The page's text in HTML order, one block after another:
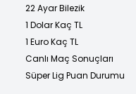
22 Ayar Bilezik
1 Dolar Kaç TL
1 Euro Kaç TL
Canlı Maç Sonuçları
Süper Lig Puan Durumu